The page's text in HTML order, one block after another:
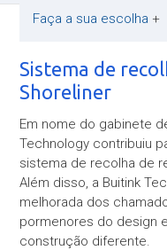
Faça a sua escolha +
Sistema de
Shoreliner
Em nome do gabinete
Technology contribuiu
sistema de recolha de
Além disso, a Buitink
melhorada dos
pormenores do design
construção diferente.